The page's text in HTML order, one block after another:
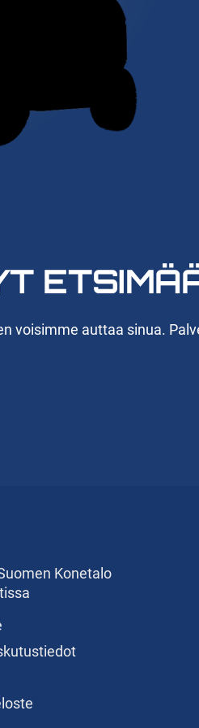
voisimme auttaa sinua.
Konetalo